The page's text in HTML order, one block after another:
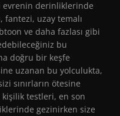
evrenin derinliklerinde
fantezi, uzay temalı
ve daha fazlası gibi
bu
doğru bir keşfe
uzanan bu yolculukta,
sınırların ötesine
testleri, en son
gezinirken size